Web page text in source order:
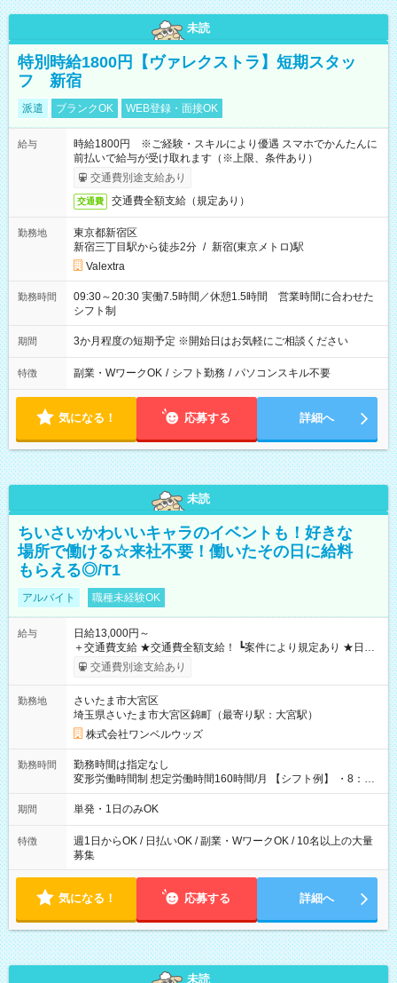
未読
特別時給1800円【ヴァレクストラ】短期スタッ
フ 新宿
派遣 ブランクOK WEB登録・面接OK
給与
時給1800円 ※ご経験・スキルにより優遇 スマホでかんたんに
前払いで給与が受け取れます（※上限、条件あり）
交通費別途支給あり
交通費 交通費全額支給（規定あり）
勤務地
東京都新宿区
新宿三丁目駅から徒歩2分 / 新宿(東京メトロ)駅
Valextra
勤務時間
09:30～20:30 実働7.5時間／休憩1.5時間 営業時間に合わせた
シフト制
期間 3か月程度の短期予定 ※開始日はお気軽にご相談ください
特徴 副業・WワークOK / シフト勤務 / パソコンスキル不要
気になる！ 応募する 詳細へ
未読
ちいさいかわいいキャラのイベントも！好きな
場所で働ける☆来社不要！働いたその日に給料
もらえる◎/T1
アルバイト 職種未経験OK
給与
日給13,000円～
＋交通費支給 ★交通費全額支給！ ┗案件により規定あり ★日払
いOK！（規定あり） ┗働いたその日に現金GET♪ お仕事後はコ
ンビニATMから 日払い分を引き落とせます！ 【試用期間】試
交通費別途支給あり
勤務地
さいたま市大宮区
埼玉県さいたま市大宮区錦町（最寄り駅：大宮駅）
株式会社ワンベルウッズ
勤務時間
勤務時間は指定なし
変形労働時間制 想定労働時間160時間/月 【シフト例】 ・8：00
～21：00
期間 単発・1日のみOK
特徴
週1日からOK / 日払いOK / 副業・WワークOK / 10名以上の大量
募集
気になる！ 応募する 詳細へ
未読